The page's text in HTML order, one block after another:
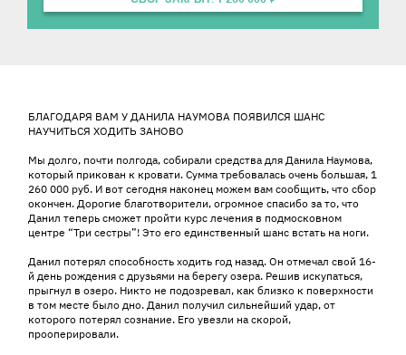
БЛАГОДАРЯ ВАМ У ДАНИЛА НАУМОВА ПОЯВИЛСЯ ШАНС
НАУЧИТЬСЯ ХОДИТЬ ЗАНОВО
Мы долго, почти полгода, собирали средства для Данила Наумова,
который прикован к кровати. Сумма требовалась очень большая, 1
260 000 руб. И вот сегодня наконец можем вам сообщить, что сбор
окончен. Дорогие благотворители, огромное спасибо за то, что
Данил теперь сможет пройти курс лечения в подмосковном
центре “Три сестры”! Это его единственный шанс встать на ноги.
Данил потерял способность ходить год назад. Он отмечал свой 16-
й день рождения с друзьями на берегу озера. Решив искупаться,
прыгнул в озеро. Никто не подозревал, как близко к поверхности
в том месте было дно. Данил получил сильнейший удар, от
которого потерял сознание. Его увезли на скорой,
прооперировали.